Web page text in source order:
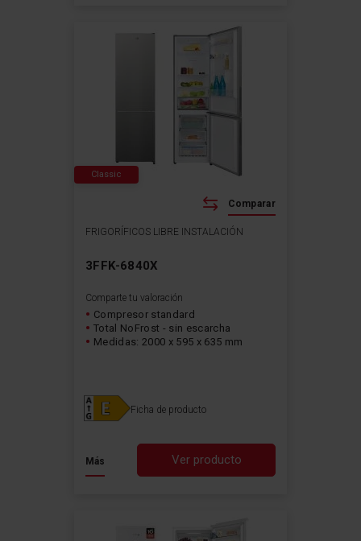
FRIGORÍFICOS LIBRE INSTALACIÓN
3FFK-6840X
Ver producto
Más
Comparte tu valoración
Compresor standard
Total NoFrost - sin escarcha
Medidas: 2000 x 595 x 635 mm
Ficha de producto
Comparar
Classic